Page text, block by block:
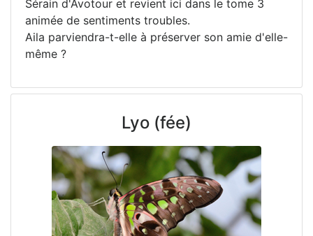
Sérain d'Avotour et revient ici dans le tome 3
animée de sentiments troubles.
Aila parviendra-t-elle à préserver son amie d'elle-
même ?
Lyo (fée)